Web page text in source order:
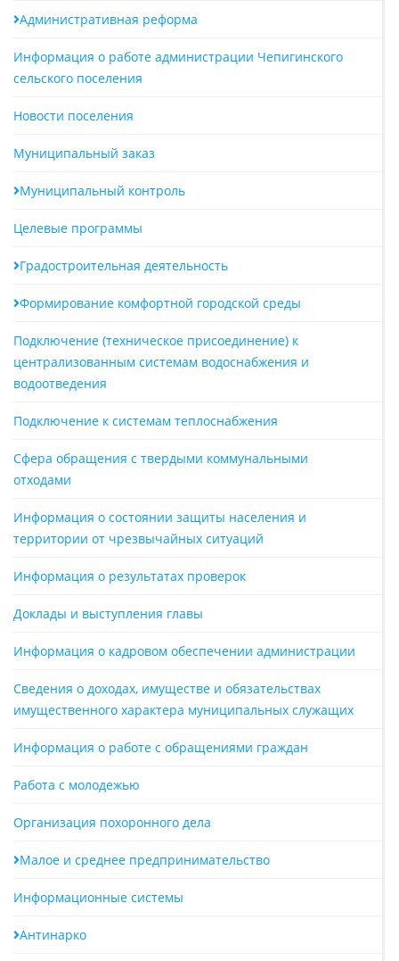
Административная реформа
Информация о работе администрации Чепигинского
сельского поселения
Новости поселения
Муниципальный заказ
Муниципальный контроль
Целевые программы
Градостроительная деятельность
Формирование комфортной городской среды
Подключение (техническое присоединение) к
централизованным системам водоснабжения и
водоотведения
Подключение к системам теплоснабжения
Сфера обращения с твердыми коммунальными
отходами
Информация о состоянии защиты населения и
территории от чрезвычайных ситуаций
Информация о результатах проверок
Доклады и выступления главы
Информация о кадровом обеспечении администрации
Сведения о доходах, имуществе и обязательствах
имущественного характера муниципальных служащих
Информация о работе с обращениями граждан
Работа с молодежью
Организация похоронного дела
Малое и среднее предпринимательство
Информационные системы
Антинарко